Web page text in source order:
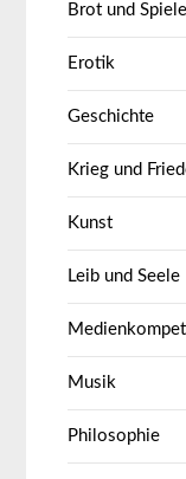
Brot und Spiele
Erotik
Geschichte
Krieg und
Kunst
Leib und Seele
Musik
Philosophie